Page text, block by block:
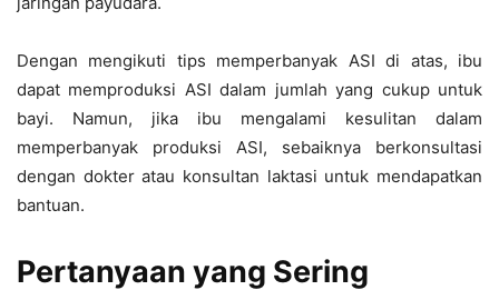
Dengan mengikuti tips memperbanyak ASI di atas, ibu
dapat memproduksi ASI dalam jumlah yang cukup untuk
bayi. Namun, jika ibu mengalami kesulitan dalam
memperbanyak produksi ASI, sebaiknya berkonsultasi
dengan dokter atau konsultan laktasi untuk mendapatkan
bantuan.
Pertanyaan yang Sering